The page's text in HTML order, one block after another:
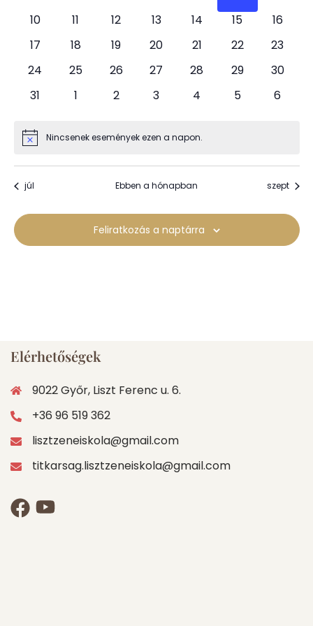
eseményekesemények
0
10
0
11
0
12
0
13
0
14
0
15
0
16
0
17
0
18
0
19
0
20
0
21
0
22
0
23
0
24
0
25
0
26
0
27
0
28
0
29
0
30
0
31
01
0
2
0
3
0
4
0
5
0
6
NoticeNincsenek események ezen a napon.
júl Ebben a hónapban szept
Feliratkozás a naptárra
Elérhetőségek
9022 Győr, Liszt Ferenc u. 6.
+36 96 519 362
lisztzeneiskola@gmail.com
titkarsag.lisztzeneiskola@gmail.com